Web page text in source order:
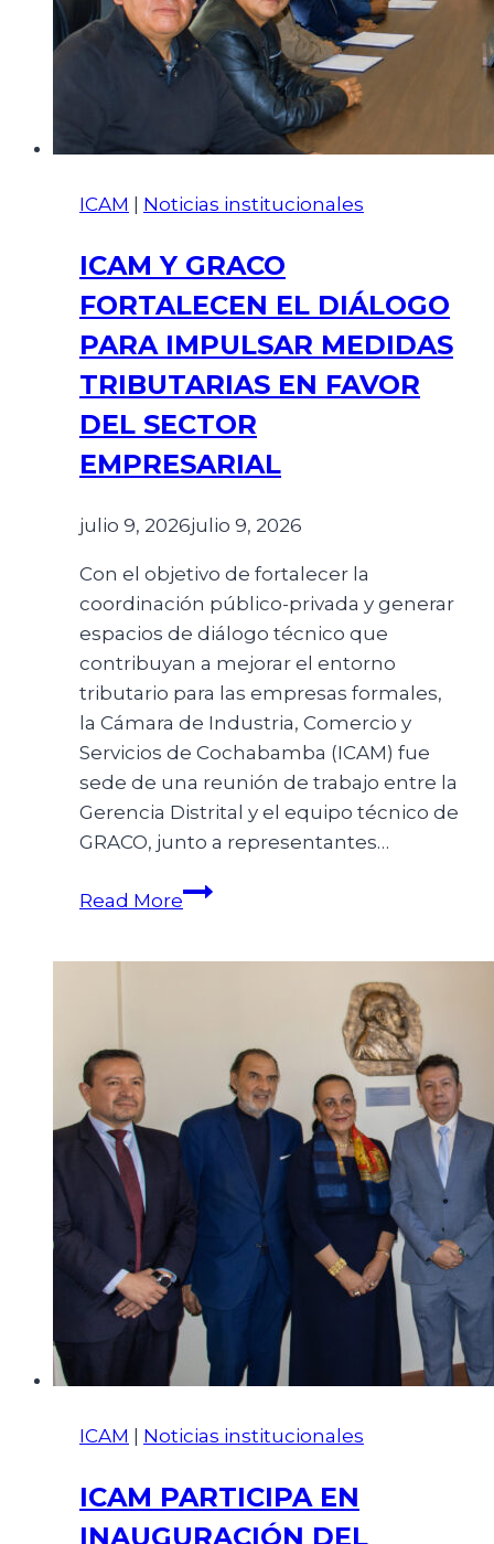
ICAM Noticias institucionales
ICAM Y GRACO
FORTALECEN EL DIÁLOGO
PARA IMPULSAR MEDIDAS
TRIBUTARIAS EN FAVOR
DEL SECTOR
EMPRESARIAL
julio 9, 2026julio 9, 2026
Con el objetivo de fortalecer la
coordinación público-privada y generar
espacios de diálogo técnico que
contribuyan a mejorar el entorno
tributario para las empresas formales,
la Cámara de Industria, Comercio y
Servicios de Cochabamba (ICAM) fue
sede de una reunión de trabajo entre la
Gerencia Distrital y el equipo técnico de
GRACO, junto a representantes…
Read More
ICAM Noticias institucionales
ICAM PARTICIPA EN
INAUGURACIÓN DEL